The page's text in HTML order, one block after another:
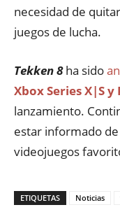
necesidad de
juegos de lucha.
Tekken 8 ha sido
Xbox Series X|S y
lanzamiento.
estar informado
videojuegos
ETIQUETAS Noticias